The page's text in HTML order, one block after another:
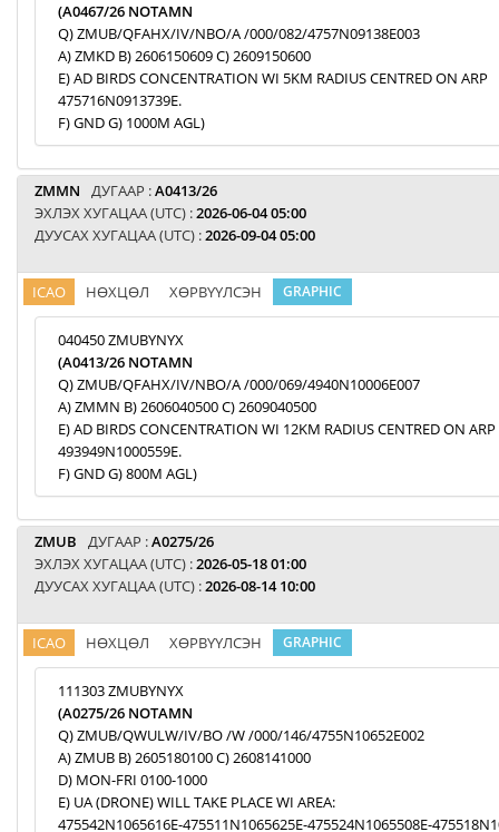
(A0467/26 NOTAMN
Q) ZMUB/QFAHX/IV/NBO/A /000/082/4757N09138E003
A) ZMKD B) 2606150609 C) 2609150600
E) AD BIRDS CONCENTRATION WI 5KM RADIUS CENTRED ON ARP
475716N0913739E.
F) GND G) 1000M AGL)
ZMMN ДУГААР :A0413/26
ЭХЛЭХ ХУГАЦАА (UTC) :2026-06-04 05:00
ДУУСАХ ХУГАЦАА (UTC) :2026-09-04 05:00
ICAO НӨХЦӨЛ ХӨРВҮҮЛСЭН GRAPHIC
040450 ZMUBYNYX
(A0413/26 NOTAMN
Q) ZMUB/QFAHX/IV/NBO/A /000/069/4940N10006E007
A) ZMMN B) 2606040500 C) 2609040500
E) AD BIRDS CONCENTRATION WI 12KM RADIUS CENTRED ON ARP
493949N1000559E.
F) GND G) 800M AGL)
ZMUB ДУГААР :A0275/26
ЭХЛЭХ ХУГАЦАА (UTC) :2026-05-18 01:00
ДУУСАХ ХУГАЦАА (UTC) :2026-08-14 10:00
ICAO НӨХЦӨЛ ХӨРВҮҮЛСЭН GRAPHIC
111303 ZMUBYNYX
(A0275/26 NOTAMN
Q) ZMUB/QWULW/IV/BO /W /000/146/4755N10652E002
A) ZMUB B) 2605180100 C) 2608141000
D) MON-FRI 0100-1000
E) UA (DRONE) WILL TAKE PLACE WI AREA:
475542N1065616E-475511N1065625E-475524N1065508E-